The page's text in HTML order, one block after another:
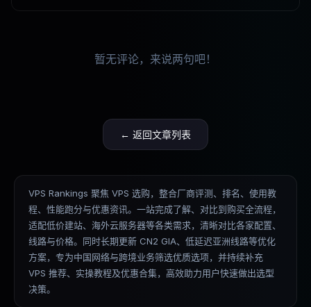
暂无评论，来说两句吧！
← 返回文章列表
VPS Rankings 聚焦 VPS 选购，整合厂商评测、排名、使用教
程、性能跑分与优惠资讯。一站完成了解、对比到购买全流程，
适配低价建站、海外云服务器等各类需求，清晰对比各家配置、
线路与价格。同时长期更新 CN2 GIA、低延迟亚洲线路等优化
方案，专为中国网络与跨境业务筛选优质选项，并持续补充
VPS 推荐、实操教程及优惠合集，高效助力用户快速做出选型
决策。